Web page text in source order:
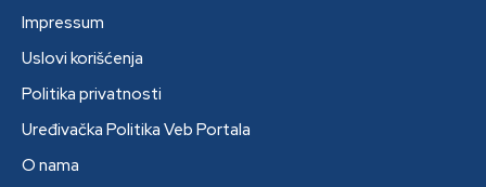
Impressum
Uslovi korišćenja
Politika privatnosti
Uređivačka Politika Veb Portala
O nama